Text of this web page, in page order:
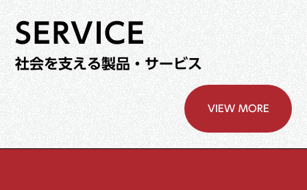
SERVICE
社会を支える製品・サービス
VIEW MORE